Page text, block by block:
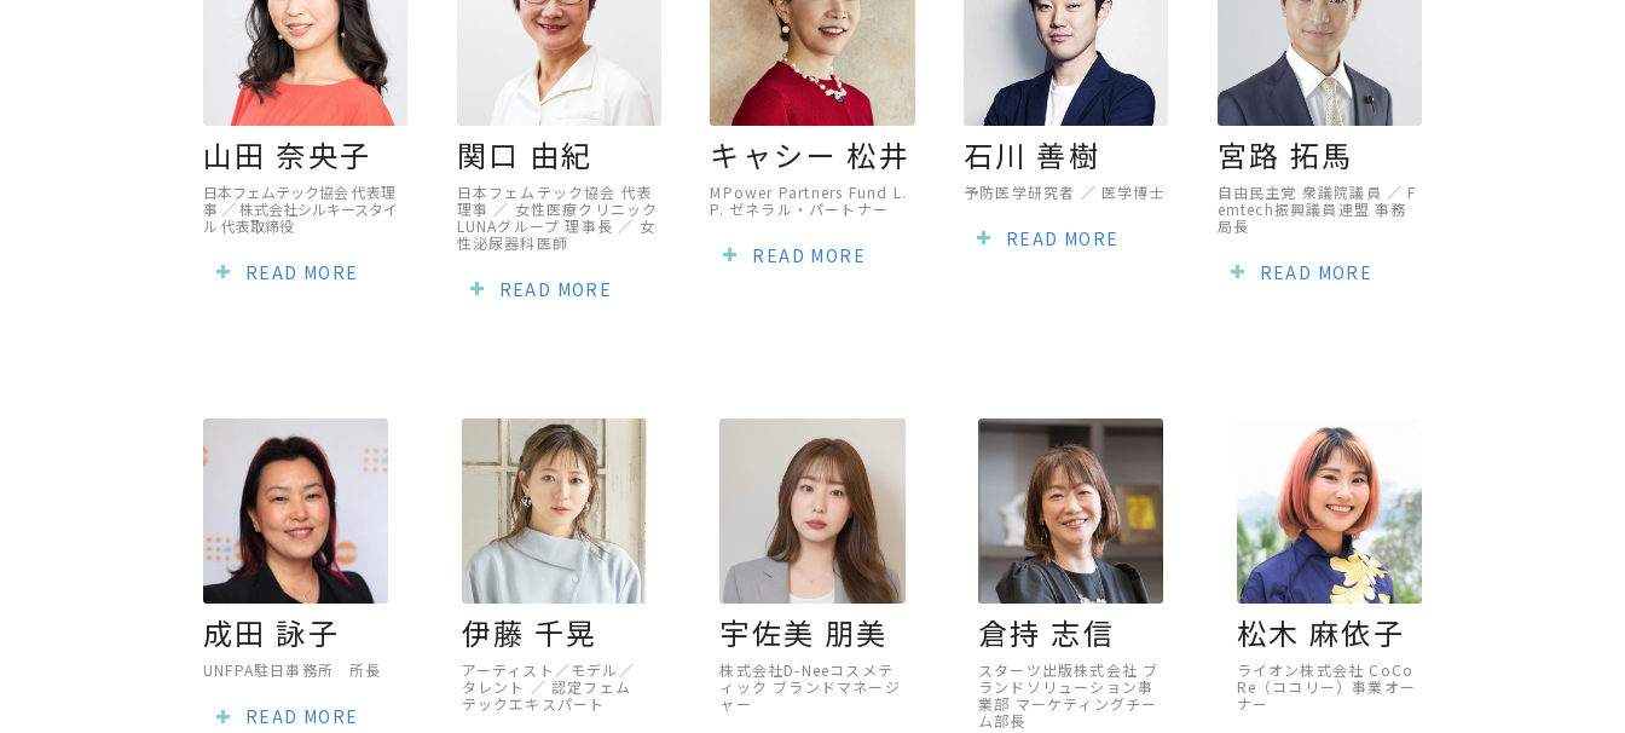
山田 奈央子
日本フェムテック協会 代表理
事 ／ 株式会社シルキースタイ
ル 代表取締役
READ MORE
関口 由紀
日本フェムテック協会 代表
理事 ／ 女性医療クリニック
LUNAグループ 理事長 ／ 女
性泌尿器科医師
READ MORE
キャシー 松井
MPower Partners Fund L.
P. ゼネラル・パートナー
READ MORE
石川 善樹
予防医学研究者 ／ 医学博士
READ MORE
宮路 拓馬
自由民主党 衆議院議員 ／ F
emtech振興議員連盟 事務
局長
READ MORE
成田 詠子
UNFPA駐日事務所 所長
READ MORE
伊藤 千晃
アーティスト／モデル／
タレント ／ 認定フェム
テックエキスパート
宇佐美 朋美
株式会社D-Neeコスメテ
ィック ブランドマネージ
ャー
倉持 志信
スターツ出版株式会社 ブ
ランドソリューション事
業部 マーケティングチー
ム部長
松木 麻依子
ライオン株式会社 CoCo
Re（ココリー）事業オー
ナー